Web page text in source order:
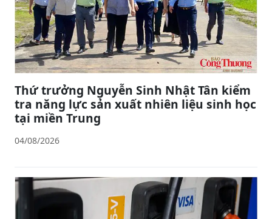
Thứ trưởng Nguyễn Sinh Nhật Tân kiểm
tra năng lực sản xuất nhiên liệu sinh học
tại miền Trung
04/08/2026